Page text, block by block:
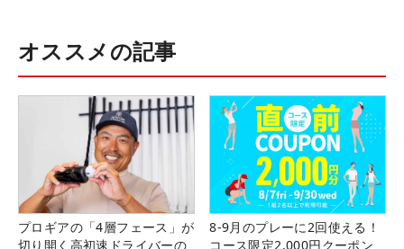
オススメの記事
プロギアの「4層フェース」が
切り開く高初速ドライバーの
8-9月のプレーに2回使える！
コース限定2,000円クーポン